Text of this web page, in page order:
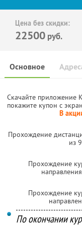
Цена без скидки:
22500 руб.
Основное
Скачайте приложение
покажите купон с
В
Прохождение
из 9
Прохождение
Прохождение
По окончании